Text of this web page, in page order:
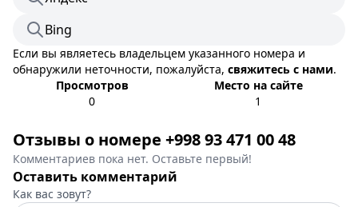
Bing
Если вы являетесь владельцем указанного номера и
обнаружили неточности, пожалуйста, свяжитесь с нами.
Просмотров
0
Место на сайте
1
Отзывы о номере +998 93 471 00 48
Комментариев пока нет. Оставьте первый!
Оставить комментарий
Как вас зовут?